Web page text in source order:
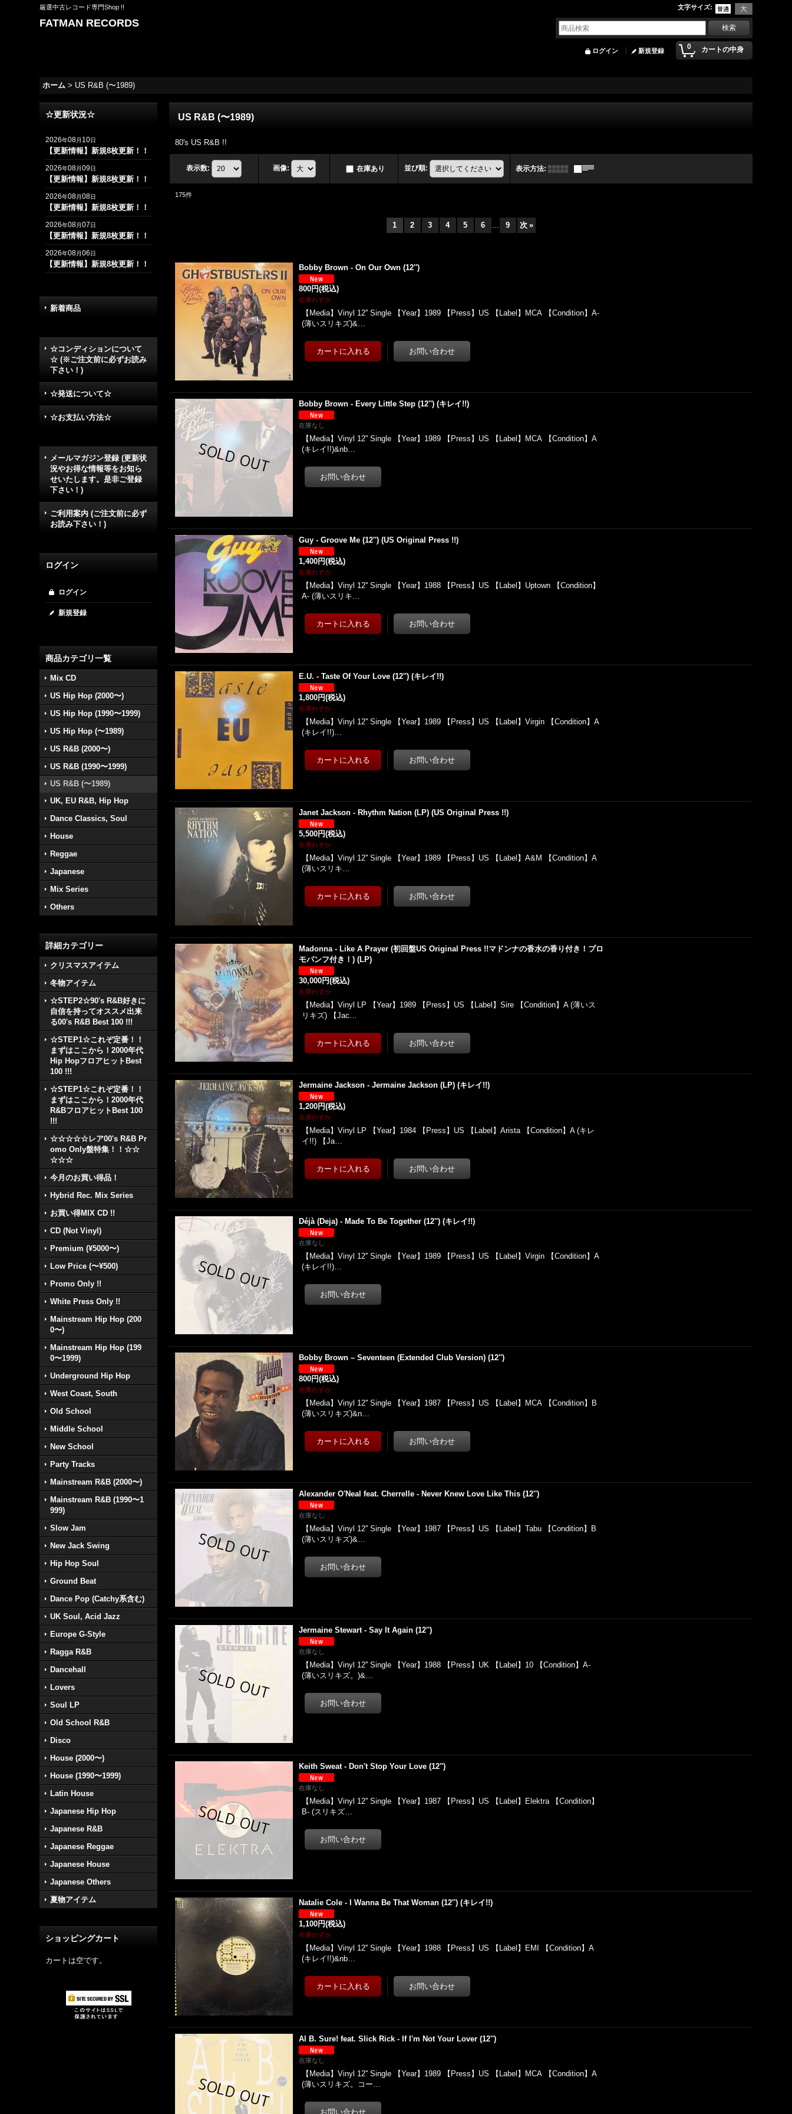
厳選中古レコード専門Shop !! 文字サイズ:
FATMAN RECORDS
0 カートの中身
ログイン 新規登録
ホーム > US R&B (〜1989)
☆更新状況☆
2026年08月 10日
【更新情報】新規8枚更新！！
2026年08月09日
【更新情報】新規8枚更新！！
2026年08月08日
【更新情報】新規8枚更新！！
2026年08月07日
【更新情報】新規8枚更新！！
2026年08月06日
【更新情報】新規8枚更新！！
新着商品
☆コンディションについて
☆ (※ご注文前に必ずお読み
下さい！)
☆発送について☆
☆お支払い方法☆
メールマガジン登録 (更新状
況やお得な情報等をお知ら
せいたします。是非ご登録
下さい！)
ご利用案内 (ご注文前に必ず
お読み下さい！)
ログイン
ログイン
新規登録
商品カテゴリ一覧
Mix CD
US Hip Hop (2000〜)
US Hip Hop (1990〜1999)
US Hip Hop (〜1989)
US R&B (2000〜)
US R&B (1990〜1999)
US R&B (〜1989)
UK, EU R&B, Hip Hop
Dance Classics, Soul
House
Reggae
Japanese
Mix Series
Others
詳細カテゴリー
クリスマスアイテム
冬物アイテム
☆STEP2☆90's R&B好きに
自信を持ってオススメ出来
る00's R&B Best 100 !!!
☆STEP1☆これぞ定番！！
まずはここから！2000年代
Hip HopフロアヒットBest
100 !!!
☆STEP1☆これぞ定番！！
まずはここから！2000年代
R&BフロアヒットBest 100
!!!
☆☆☆☆☆レア00's R&B Pr
omo Only盤特集！！☆☆
☆☆☆
今月のお買い得品！
Hybrid Rec. Mix Series
お買い得MIX CD !!
CD (Not Vinyl)
Premium (¥5000〜)
Low Price (〜¥500)
Promo Only !!
White Press Only !!
Mainstream Hip Hop (200
0〜)
Mainstream Hip Hop (199
0〜1999)
Underground Hip Hop
West Coast, South
Old School
Middle School
New School
Party Tracks
Mainstream R&B (2000〜)
Mainstream R&B (1990〜1
999)
Slow Jam
New Jack Swing
Hip Hop Soul
Ground Beat
Dance Pop (Catchy系含む)
UK Soul, Acid Jazz
Europe G-Style
Ragga R&B
Dancehall
Lovers
Soul LP
Old School R&B
Disco
House (2000〜)
House (1990〜1999)
Latin House
Japanese Hip Hop
Japanese R&B
Japanese Reggae
Japanese House
Japanese Others
夏物アイテム
ショッピングカート
カートは空です。
US R&B (〜1989)
80's US R&B !!
表示数: 画像: 在庫あり 並び順: 表示方法:
175件
1 2 3 4 5 6 ... 9 次 »
Bobby Brown - On Our Own (12'')
800円(税込)
在庫わずか
【Media】Vinyl 12'' Single 【Year】1989 【Press】US 【Label】MCA 【Condition】A-
(薄いスリキズ)&…
Bobby Brown - Every Little Step (12'') (キレイ!!)
在庫なし
【Media】Vinyl 12'' Single 【Year】1989 【Press】US 【Label】MCA 【Condition】A
(キレイ!!)&nb…
Guy - Groove Me (12'') (US Original Press !!)
1,400円(税込)
在庫わずか
【Media】Vinyl 12'' Single 【Year】1988 【Press】US 【Label】Uptown 【Condition】
A- (薄いスリキ…
E.U. - Taste Of Your Love (12'') (キレイ!!)
1,800円(税込)
在庫わずか
【Media】Vinyl 12'' Single 【Year】1989 【Press】US 【Label】Virgin 【Condition】A
(キレイ!!)…
Janet Jackson - Rhythm Nation (LP) (US Original Press !!)
5,500円(税込)
在庫わずか
【Media】Vinyl 12'' Single 【Year】1989 【Press】US 【Label】A&M 【Condition】A
(薄いスリキ…
Madonna - Like A Prayer (初回盤US Original Press !!マドンナの香水の香り付き！プロ
モパンフ付き！) (LP)
30,000円(税込)
在庫わずか
【Media】Vinyl LP 【Year】1989 【Press】US 【Label】Sire 【Condition】A (薄いス
リキズ) 【Jac…
Jermaine Jackson - Jermaine Jackson (LP) (キレイ!!)
1,200円(税込)
在庫わずか
【Media】Vinyl LP 【Year】1984 【Press】US 【Label】Arista 【Condition】A (キレ
イ!!) 【Ja…
Déjà (Deja) - Made To Be Together (12'') (キレイ!!)
在庫なし
【Media】Vinyl 12'' Single 【Year】1989 【Press】US 【Label】Virgin 【Condition】A
(キレイ!!)…
Bobby Brown – Seventeen (Extended Club Version) (12'')
800円(税込)
在庫わずか
【Media】Vinyl 12'' Single 【Year】1987 【Press】US 【Label】MCA 【Condition】B
(薄いスリキズ)&n…
Alexander O'Neal feat. Cherrelle - Never Knew Love Like This (12'')
在庫なし
【Media】Vinyl 12'' Single 【Year】1987 【Press】US 【Label】Tabu 【Condition】B
(薄いスリキズ)&…
Jermaine Stewart - Say It Again (12'')
在庫なし
【Media】Vinyl 12'' Single 【Year】1988 【Press】UK 【Label】10 【Condition】A-
(薄いスリキズ。)&…
Keith Sweat - Don't Stop Your Love (12'')
在庫なし
【Media】Vinyl 12'' Single 【Year】1987 【Press】US 【Label】Elektra 【Condition】
B- (スリキズ…
Natalie Cole - I Wanna Be That Woman (12'') (キレイ!!)
1,100円(税込)
在庫わずか
【Media】Vinyl 12'' Single 【Year】1988 【Press】US 【Label】EMI 【Condition】A
(キレイ!!)&nb…
Al B. Sure! feat. Slick Rick - If I'm Not Your Lover (12'')
在庫なし
【Media】Vinyl 12'' Single 【Year】1989 【Press】US 【Label】MCA 【Condition】A
(薄いスリキズ。コー…